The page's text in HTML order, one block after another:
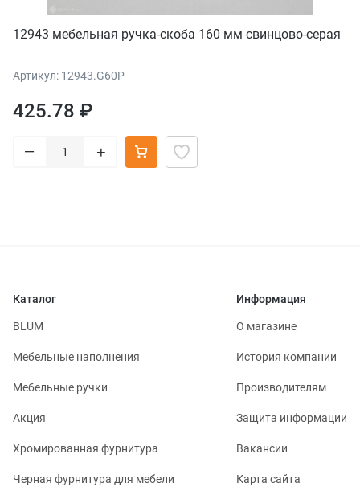
12943 мебельная ручка-скоба 160 мм свинцово-серая
Артикул: 12943.G60P
425.78 ₽
– +
Каталог
BLUM
Мебельные наполнения
Мебельные ручки
Акция
Хромированная фурнитура
Черная фурнитура для мебели
Информация
О магазине
История компании
Производителям
Защита информации
Вакансии
Карта сайта